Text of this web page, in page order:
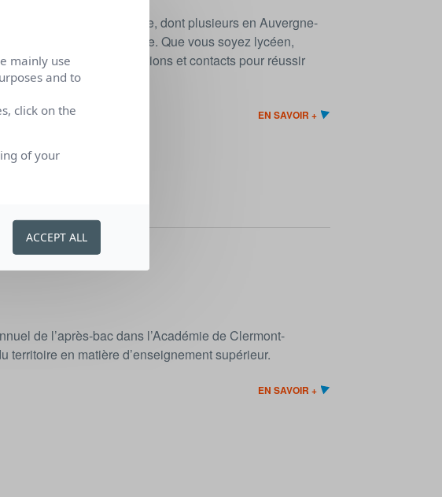
salons partout en France, dont plusieurs en Auvergne-
virtuels, 100% en ligne. Que vous soyez lycéen,
toutes les informations et contacts pour réussir
parcours possibles.
EN SAVOIR +
de l’après-bac dans l’Académie de Clermont-
territoire en matière d’enseignement supérieur.
EN SAVOIR +
mainly use
and to
click on the
of your
ACCEPT ALL